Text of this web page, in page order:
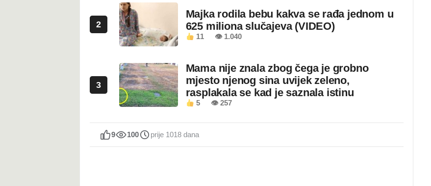
2
Majka rodila bebu kakva se rađa jednom u
625 miliona slučajeva (VIDEO)
11 👁 1.040
3
Mama nije znala zbog čega je grobno
mjesto njenog sina uvijek zeleno,
rasplakala se kad je saznala istinu
5 👁 257
9 100 prije 1018 dana